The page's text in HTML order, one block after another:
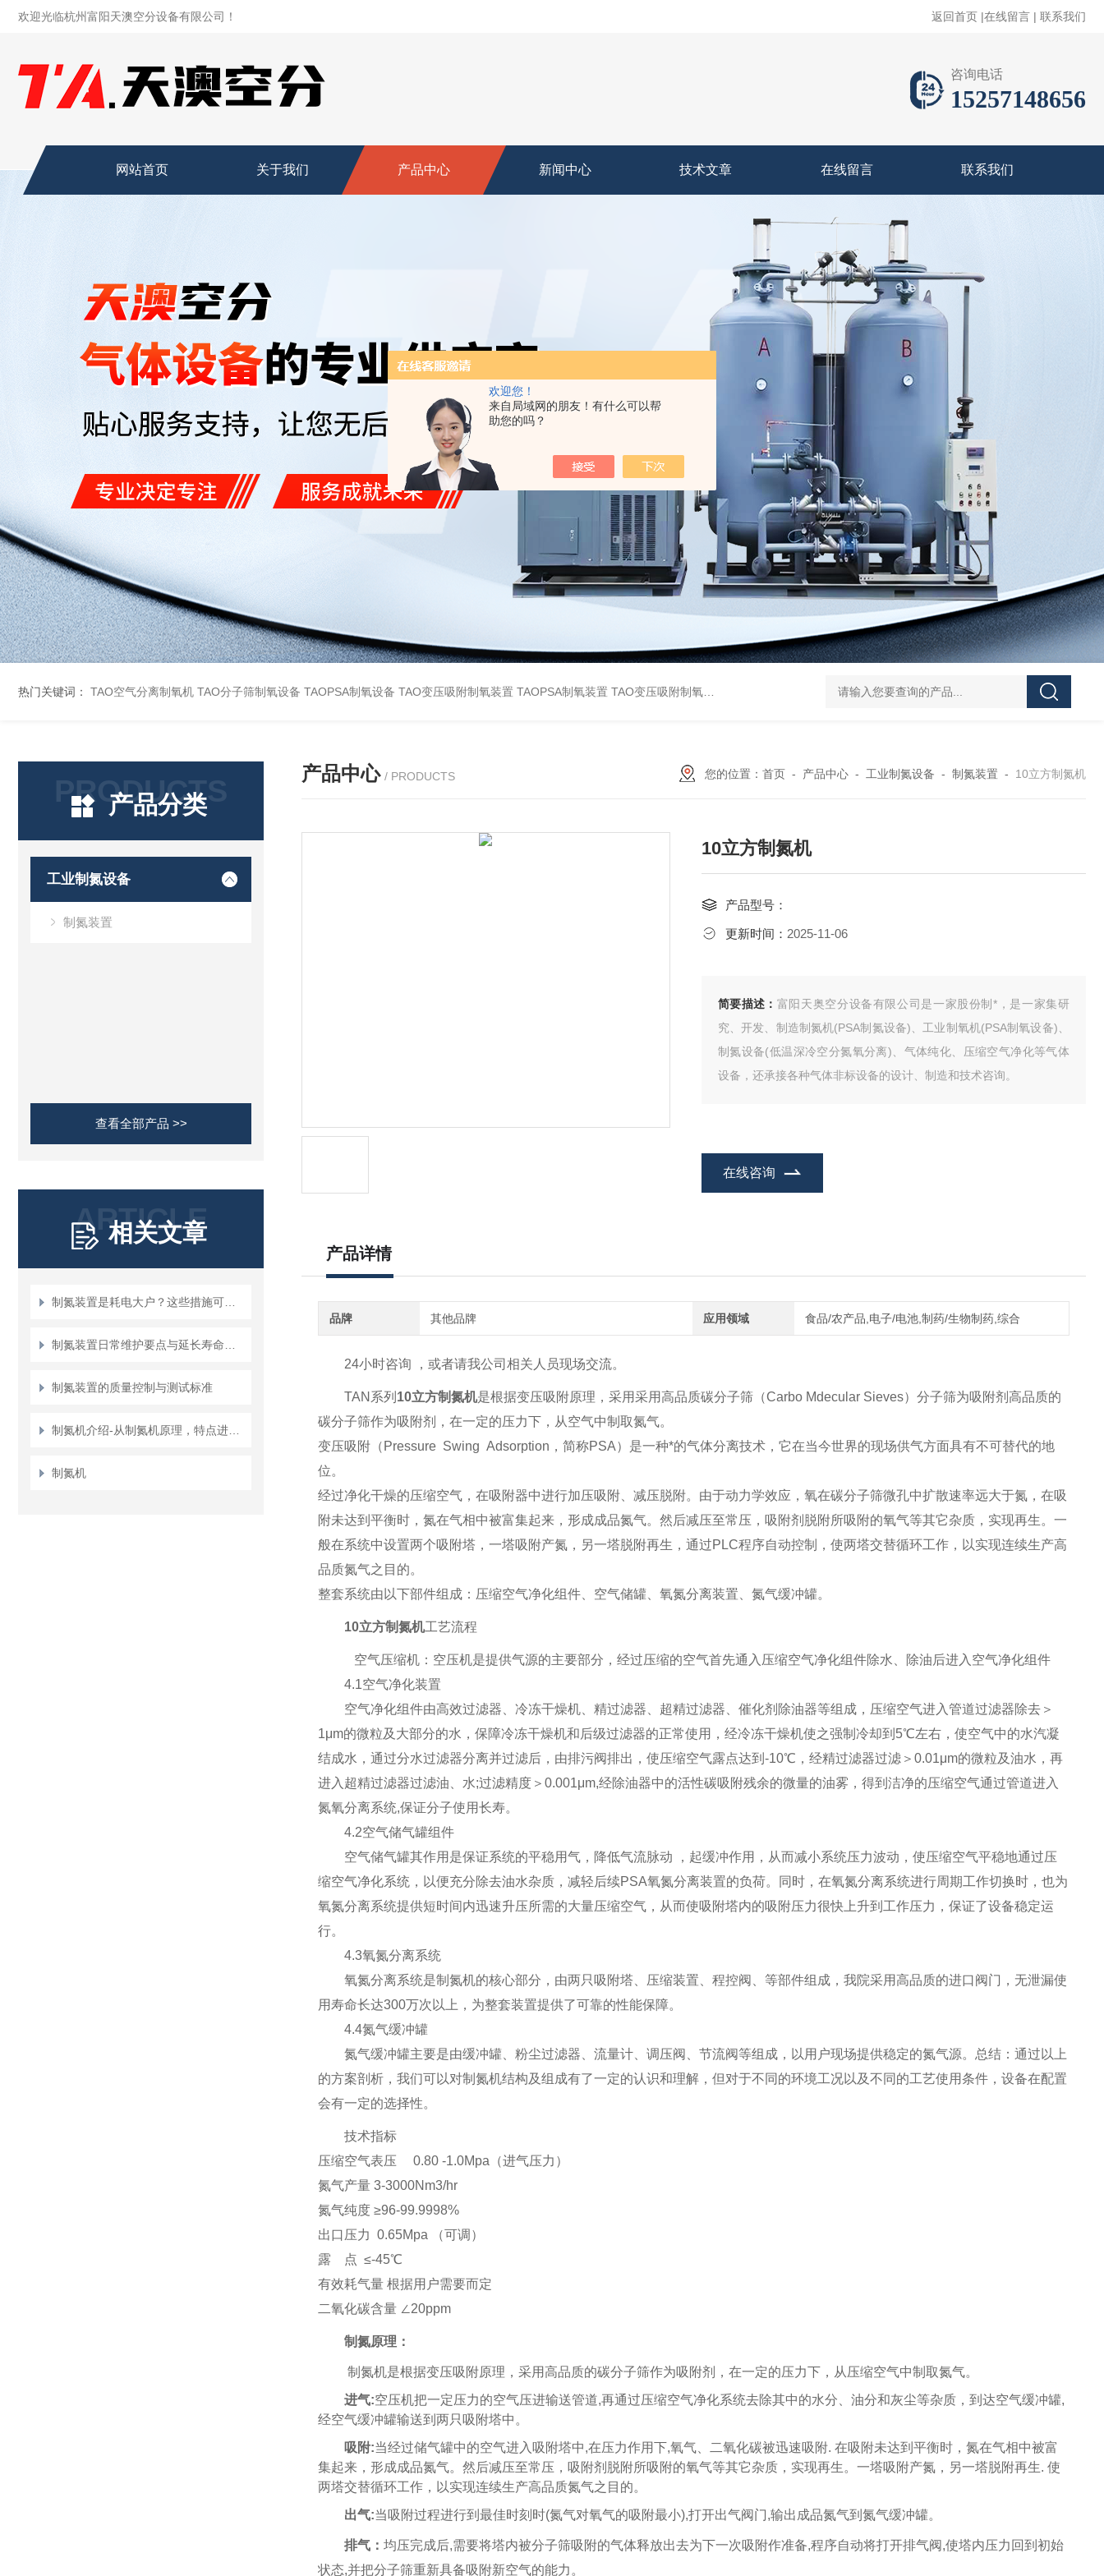
欢迎您！
来自局域网的朋友！有什么可以帮
助您的吗？
欢迎光临杭州富阳天澳空分设备有限公司！ 返回首页 |在线留言 | 联系我们
咨询电话
15257148656
网站首页 关于我们 产品中心 新闻中心 技术文章 在线留言 联系我们
热门关键词： TAO空气分离制氧机 TAO分子筛制氧设备 TAOPSA制氧设备 TAO变压吸附制氧装置 TAOPSA制氧装置 TAO变压吸附制氧设备 TAO小型移动式制氧机 TAO工业制氧系统 VWVW氮气增压机 TAO小型工
PRODUCTS
产品分类
工业制氮设备
制氮装置
查看全部产品 >>
ARTICLE
相关文章
制氮装置的质量控制与测试标准
制氮机
产品中心 / PRODUCTS 您的位置： 首页 - 产品中心 - 工业制氮设备 - 制氮装置 - 10立方制氮机
10立方制氮机
产品型号：
更新时间： 2025-11-06
简要描述： 富阳天奥空分设备有限公司是一家股份制*，是一家集研
究、开发、制造制氮机(PSA制氮设备)、工业制氧机(PSA制氧设备)、
制氮设备(低温深冷空分氮氧分离)、气体纯化、压缩空气净化等气体
设备，还承接各种气体非标设备的设计、制造和技术咨询。
在线咨询
产品详情
品牌 其他品牌 应用领域 食品/农产品,电子/电池,制药/生物制药,综合
24小时咨询 ， 或者请我公司相关人员现场交流。
TAN系列 10立方制氮机是根据变压吸附原理，采用采用高品质碳分子筛（Carbo Mdecular Sieves）分子筛为吸附剂高品质的
碳分子筛作为吸附剂，在一定的压力下，从空气中制取氮气。
变压吸附（Pressure Swing Adsorption，简称PSA）是一种*的气体分离技术，它在当今世界的现场供气方面具有不可替代的地
位。
经过净化干燥的压缩空气，在吸附器中进行加压吸附、减压脱附。由于动力学效应，氧在碳分子筛微孔中扩散速率远大于氮，在吸
附未达到平衡时，氮在气相中被富集起来，形成成品氮气。然后减压至常压，吸附剂脱附所吸附的氧气等其它杂质，实现再生。一
般在系统中设置两个吸附塔，一塔吸附产氮，另一塔脱附再生，通过PLC程序自动控制，使两塔交替循环工作，以实现连续生产高
品质氮气之目的。
整套系统由以下部件组成：压缩空气净化组件、空气储罐、氧氮分离装置、氮气缓冲罐。
10立方制氮机工艺流程
空气压缩机： 空压机是提供气源的主要部分，经过压缩的空气首先通入压缩空气净化组件除水、除油后进入空气净化组件
4.1空气净化装置
空气净化组件由高效过滤器、冷冻干燥机、精过滤器、超精过滤器、催化剂除油器等组成，压缩空气进入管道过滤器除去＞
1μm的微粒及大部分的水，保障冷冻干燥机和后级过滤器的正常使用，经冷冻干燥机使之强制冷却到5℃左右，使空气中的水汽凝
结成水，通过分水过滤器分离并过滤后，由排污阀排出，使压缩空气露点达到-10℃，经精过滤器过滤＞0.01μm的微粒及油水，再
进入超精过滤器过滤油、水;过滤精度＞0.001μm,经除油器中的活性碳吸附残余的微量的油雾，得到洁净的压缩空气通过管道进入
氮氧分离系统,保证分子使用长寿。
4.2空气储气罐组件
空气储气罐其作用是保证系统的平稳用气，降低气流脉动 ，起缓冲作用，从而减小系统压力波动，使压缩空气平稳地通过压
缩空气净化系统，以便充分除去油水杂质，减轻后续PSA氧氮分离装置的负荷。同时，在氧氮分离系统进行周期工作切换时，也为
氧氮分离系统提供短时间内迅速升压所需的大量压缩空气，从而使吸附塔内的吸附压力很快上升到工作压力，保证了设备稳定运
行。
4.3氧氮分离系统
氧氮分离系统是制氮机的核心部分，由两只吸附塔、压缩装置、程控阀、等部件组成，我院采用高品质的进口阀门，无泄漏使
用寿命长达300万次以上，为整套装置提供了可靠的性能保障。
4.4氮气缓冲罐
氮气缓冲罐主要是由缓冲罐、粉尘过滤器、流量计、调压阀、节流阀等组成，以用户现场提供稳定的氮气源。总结：通过以上
的方案剖析，我们可以对制氮机结构及组成有了一定的认识和理解，但对于不同的环境工况以及不同的工艺使用条件，设备在配置
会有一定的选择性。
技术指标
压缩空气表压 0.80 -1.0Mpa（进气压力）
氮气产量 3-3000Nm3/hr
氮气纯度 ≥96-99.9998%
出口压力 0.65Mpa （可调）
露 点 ≤-45℃
有效耗气量 根据用户需要而定
二氧化碳含量 ∠20ppm
制氮原理：
制氮机是根据变压吸附原理，采用高品质的碳分子筛作为吸附剂，在一定的压力下，从压缩空气中制取氮气。
进气:空压机把一定压力的空气压进输送管道,再通过压缩空气净化系统去除其中的水分、油分和灰尘等杂质，到达空气缓冲罐,
经空气缓冲罐输送到两只吸附塔中。
吸附:当经过储气罐中的空气进入吸附塔中,在压力作用下,氧气、二氧化碳被迅速吸附. 在吸附未达到平衡时，氮在气相中被富
集起来，形成成品氮气。然后减压至常压，吸附剂脱附所吸附的氧气等其它杂质，实现再生。一塔吸附产氮，另一塔脱附再生. 使
两塔交替循环工作，以实现连续生产高品质氮气之目的。
出气:当吸附过程进行到最佳时刻时(氮气对氧气的吸附最小),打开出气阀门,输出成品氮气到氮气缓冲罐。
排气： 均压完成后,需要将塔内被分子筛吸附的气体释放出去为下一次吸附作准备,程序自动将打开排气阀,使塔内压力回到初始
状态,并把分子筛重新具备吸附新空气的能力。